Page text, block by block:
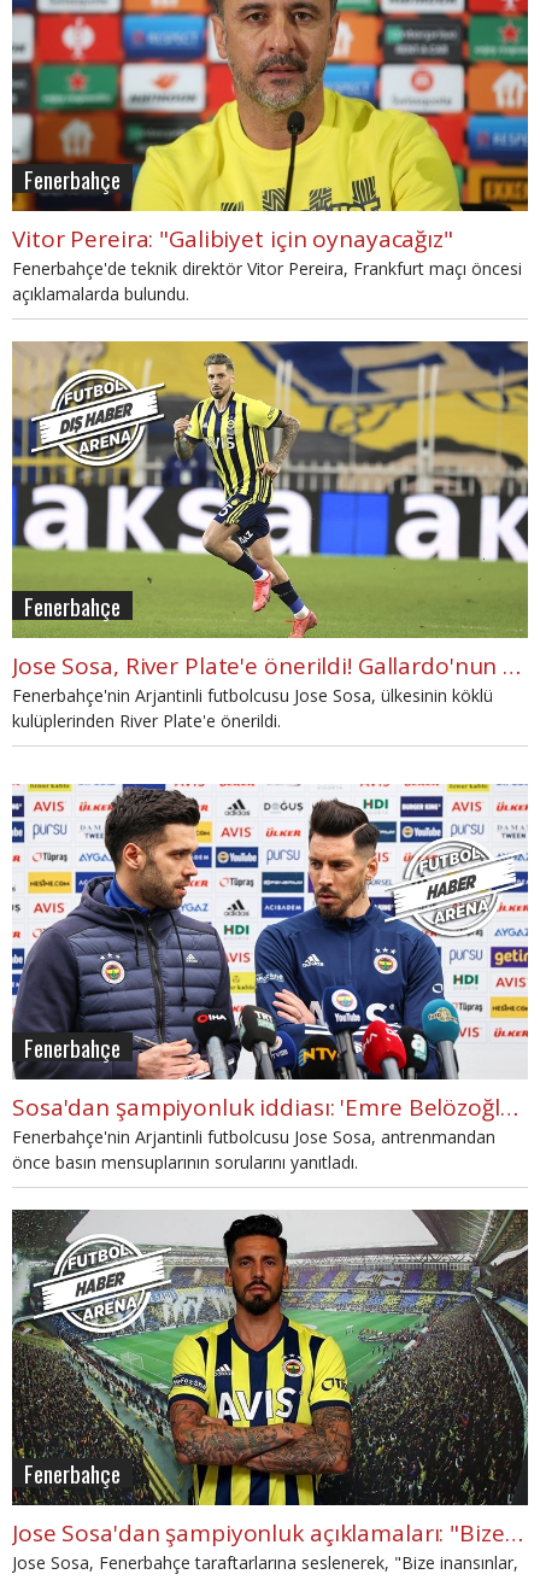
Fenerbahçe
Vitor Pereira: "Galibiyet için oynayacağız"
Fenerbahçe'de teknik direktör Vitor Pereira, Frankfurt maçı öncesi
açıklamalarda bulundu.
Fenerbahçe
Jose Sosa, River Plate'e önerildi! Gallardo'nun yanıtı
Fenerbahçe'nin Arjantinli futbolcusu Jose Sosa, ülkesinin köklü
kulüplerinden River Plate'e önerildi.
Fenerbahçe
Sosa'dan şampiyonluk iddiası: 'Emre Belözoğlu benim için önemli'
Fenerbahçe'nin Arjantinli futbolcusu Jose Sosa, antrenmandan
önce basın mensuplarının sorularını yanıtladı.
Fenerbahçe
Jose Sosa'dan şampiyonluk açıklamaları: "Bize inanın!"
Jose Sosa, Fenerbahçe taraftarlarına seslenerek, "Bize inansınlar,